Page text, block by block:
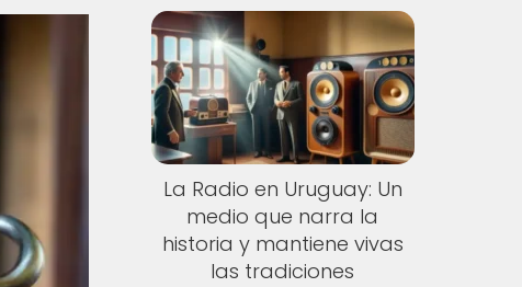
La Radio en Uruguay: Un
medio que narra la
historia y mantiene vivas
las tradiciones